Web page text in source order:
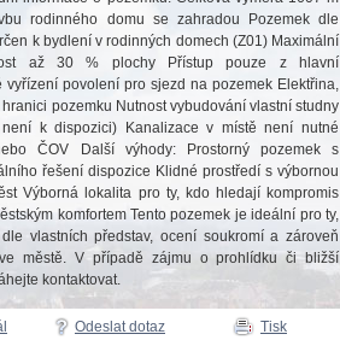
rodinného domu se zahradou Pozemek dle
k bydlení v rodinných domech (Z01) Maximální
až 30 % plochy Přístup pouze z hlavní
vyřízení povolení pro sjezd na pozemek Elektřina,
pozemku Nutnost vybudování vlastní studny
k dispozici) Kanalizace v místě není nutné
ČOV Další výhody: Prostorný pozemek s
řešení dispozice Klidné prostředí s výbornou
Výborná lokalita pro ty, kdo hledají kompromis
komfortem Tento pozemek je ideální pro ty,
vlastních představ, ocení soukromí a zároveň
městě. V případě zájmu o prohlídku či bližší
kontaktovat.
Odeslat dotaz Tisk